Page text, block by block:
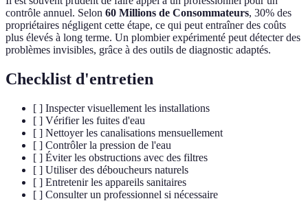
contrôle annuel. Selon 60 Millions de Consommateurs, 30% des
propriétaires négligent cette étape, ce qui peut entraîner des coûts
plus élevés à long terme. Un plombier expérimenté peut détecter des
problèmes invisibles, grâce à des outils de diagnostic adaptés.
Checklist d'entretien
[ ] Inspecter visuellement les installations
[ ] Vérifier les fuites d'eau
[ ] Nettoyer les canalisations mensuellement
[ ] Contrôler la pression de l'eau
[ ] Éviter les obstructions avec des filtres
[ ] Utiliser des déboucheurs naturels
[ ] Entretenir les appareils sanitaires
[ ] Consulter un professionnel si nécessaire